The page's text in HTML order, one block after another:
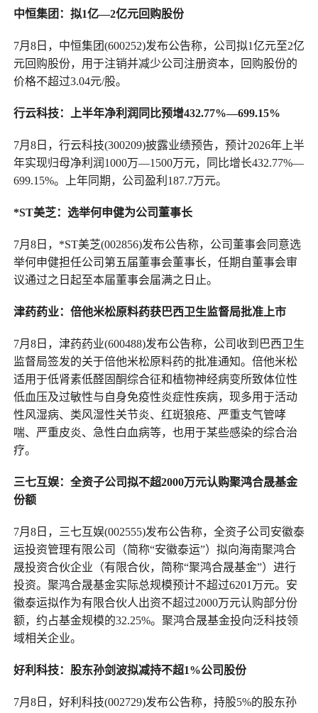
中恒集团：拟1亿—2亿元回购股份
7月8日，中恒集团(600252)发布公告称，公司拟1亿元至2亿
元回购股份，用于注销并减少公司注册资本，回购股份的
价格不超过3.04元/股。
行云科技：上半年净利润同比预增432.77%—699.15%
7月8日，行云科技(300209)披露业绩预告，预计2026年上半
年实现归母净利润1000万—1500万元，同比增长432.77%—
699.15%。上年同期，公司盈利187.7万元。
*ST美芝：选举何申健为公司董事长
7月8日，*ST美芝(002856)发布公告称，公司董事会同意选
举何申健担任公司第五届董事会董事长，任期自董事会审
议通过之日起至本届董事会届满之日止。
津药药业：倍他米松原料药获巴西卫生监督局批准上市
7月8日，津药药业(600488)发布公告称，公司收到巴西卫生
监督局签发的关于倍他米松原料药的批准通知。倍他米松
适用于低肾素低醛固酮综合征和植物神经病变所致体位性
低血压及过敏性与自身免疫性炎症性疾病，现多用于活动
性风湿病、类风湿性关节炎、红斑狼疮、严重支气管哮
喘、严重皮炎、急性白血病等，也用于某些感染的综合治
疗。
三七互娱：全资子公司拟不超2000万元认购聚鸿合晟基金
份额
7月8日，三七互娱(002555)发布公告称，全资子公司安徽泰
运投资管理有限公司（简称“安徽泰运”）拟向海南聚鸿合
晟投资合伙企业（有限合伙，简称“聚鸿合晟基金”）进行
投资。聚鸿合晟基金实际总规模预计不超过6201万元。安
徽泰运拟作为有限合伙人出资不超过2000万元认购部分份
额，约占基金规模的32.25%。聚鸿合晟基金投向泛科技领
域相关企业。
好利科技：股东孙剑波拟减持不超1%公司股份
7月8日，好利科技(002729)发布公告称，持股5%的股东孙